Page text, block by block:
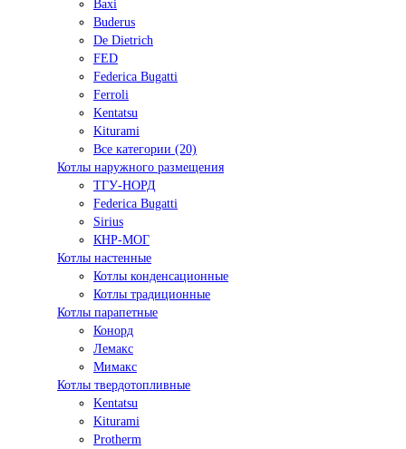
Baxi
Buderus
De Dietrich
FED
Federica Bugatti
Ferroli
Kentatsu
Kiturami
Все категории (20)
Котлы наружного размещения
ТГУ-НОРД
Federica Bugatti
Sirius
КНР-МОГ
Котлы настенные
Котлы конденсационные
Котлы традиционные
Котлы парапетные
Конорд
Лемакс
Мимакс
Котлы твердотопливные
Kentatsu
Kiturami
Protherm